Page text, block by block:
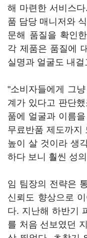
해 마련한 서비스
품 담당 매니저와
문해 품질을 확인
각 제품은 품질에
실명과 얼굴도 내걸
"소비자들에게 그
계가 있다고 판단
품에 얼굴과 이름
무료반품 제도까지
높이 살 것이라 생
하다 보니 훨씬 성
임 팀장의 전략은
신뢰도 향상으로
다. 지난해 하반기
를 처음 선보였던